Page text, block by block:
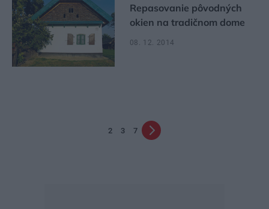
Repasovanie pôvodných
okien na tradičnom dome
08. 12. 2014
2 3 7